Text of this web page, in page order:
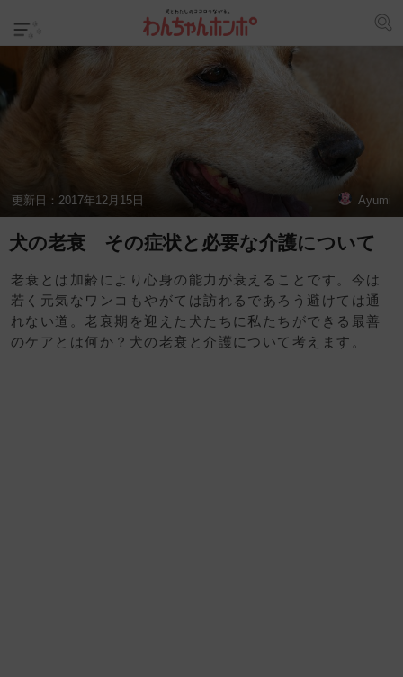
更新日： 2017年12月15日 Ayumi
犬の老衰 その症状と必要な介護について
老衰とは加齢により心身の能力が衰えることです。今は
若く元気なワンコもやがては訪れるであろう避けては通
れない道。老衰期を迎えた犬たちに私たちができる最善
のケアとは何か？犬の老衰と介護について考えます。